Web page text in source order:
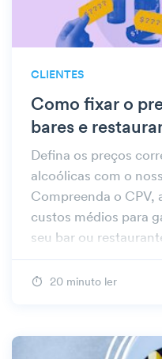
CLIENTES
Como fixar o
bares e
Defina os preços
alcoólicas com o
Compreenda o CPV,
custos médios para
seu bar ou
20 minuto ler